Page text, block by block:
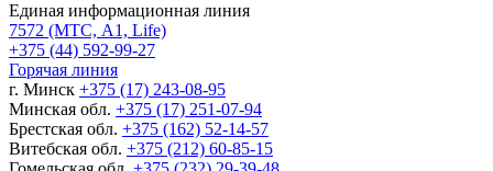
Единая информационная линия
7572 (МТС, A1, Life)
+375 (44) 592-99-27
Горячая линия
г. Минск +375 (17) 243-08-95
Минская обл. +375 (17) 251-07-94
Брестская обл. +375 (162) 52-14-57
Витебская обл. +375 (212) 60-85-15